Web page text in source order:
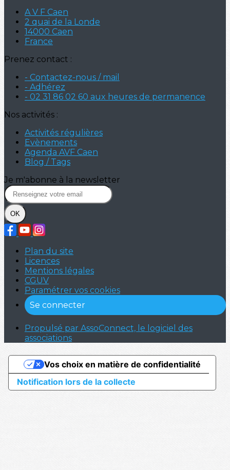
A V F Caen
2 quai de la Londe
14000 Caen
France
Prenez contact :
- Contactez-nous / mail
- Adhérez
- 02 31 86 02 60 aux heures de permanence
Nos activités :
Activités régulières
Evènements
Agenda AVF Caen
Blog / Tags
Je m'abonne à la newsletter
OK
Plan du site
Licences
Mentions légales
CGUV
Paramétrer vos cookies
Se connecter
Propulsé par AssoConnect, le logiciel des
associations
Notification lors de la collecte
Vos choix en matière de confidentialité